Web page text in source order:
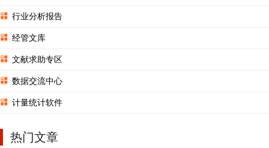
行业分析报告
经管文库
文献求助专区
数据交流中心
计量统计软件
热门文章